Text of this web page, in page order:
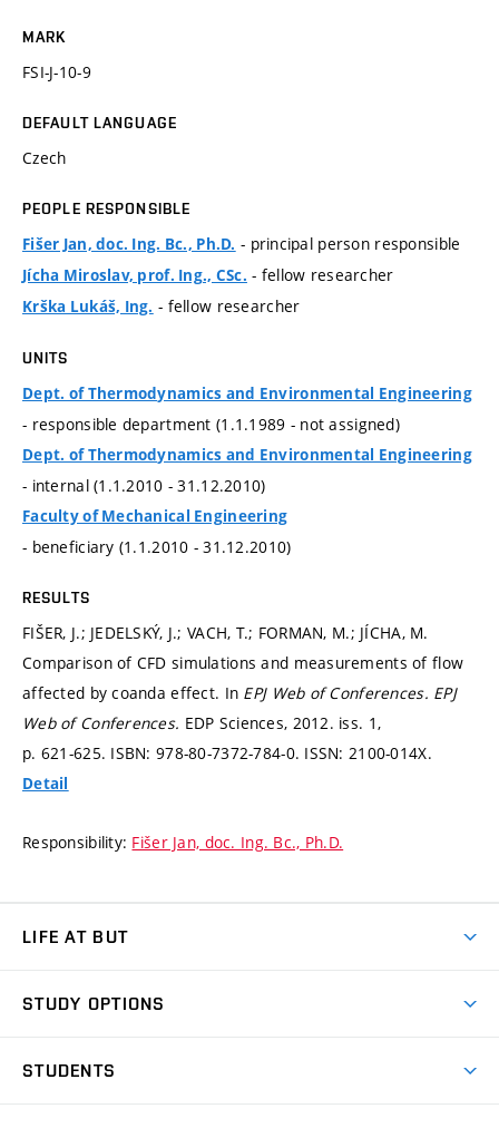
MARK
FSI-J-10-9
DEFAULT LANGUAGE
Czech
PEOPLE RESPONSIBLE
Fišer Jan, doc. Ing. Bc., Ph.D. - principal person responsible
Jícha Miroslav, prof. Ing., CSc. - fellow researcher
Krška Lukáš, Ing. - fellow researcher
UNITS
Dept. of Thermodynamics and Environmental Engineering
- responsible department (1.1.1989 - not assigned)
Dept. of Thermodynamics and Environmental Engineering
- internal (1.1.2010 - 31.12.2010)
Faculty of Mechanical Engineering
- beneficiary (1.1.2010 - 31.12.2010)
RESULTS
FIŠER, J.; JEDELSKÝ, J.; VACH, T.; FORMAN, M.; JÍCHA, M.
Comparison of CFD simulations and measurements of flow
affected by coanda effect. In EPJ Web of Conferences. EPJ
Web of Conferences. EDP Sciences, 2012. iss. 1,
p. 621-625. ISBN: 978-80-7372-784-0. ISSN: 2100-014X.
Detail
Responsibility: Fišer Jan, doc. Ing. Bc., Ph.D.
LIFE AT BUT
Dormitories
STUDY OPTIONS
STUDENTS